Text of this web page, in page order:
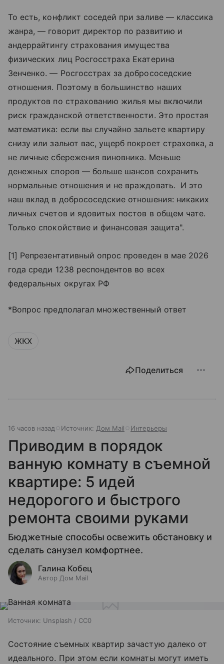
То есть, конфликт соседей при заливе — классика
жанра, — говорит директор по развитию и
андеррайтингу страхования имущества
физических лиц Росгосстраха Екатерина
Зенченко. — Росгосстрах за добрососедские
отношения. Поэтому в большинство наших
продуктов по страхованию жилья мы включили
риск гражданской ответственности. Это простая
математика: если вы случайно зальете квартиру
снизу или зальют вас, ущерб покроет страховка, а
не личные сбережения виновника. Меньше
денежных споров — больше шансов сохранить
нормальные отношения и не враждовать. И это
наш вклад в добрососедские отношения: никаких
личных счетов и ядовитых постов в общем чате.
Только спокойствие и финансовая защита".
[1] Репрезентативный опрос проведен в мае 2026
года среди 1238 респондентов во всех
федеральных округах РФ
*Вопрос предполагал множественный ответ
ЖКХ
Поделиться
16 часов назад Источник: Дом Mail Интерьеры
Приводим в порядок
ванную комнату в съемной
квартире: 5 идей
недорогого и быстрого
ремонта своими руками
Бюджетные способы освежить обстановку и
сделать санузел комфортнее.
Галина Кобец
Автор Дом Mail
Источник: Unsplash / CC0
Состояние съемных квартир зачастую далеко от
идеального. При этом если комнаты могут иметь